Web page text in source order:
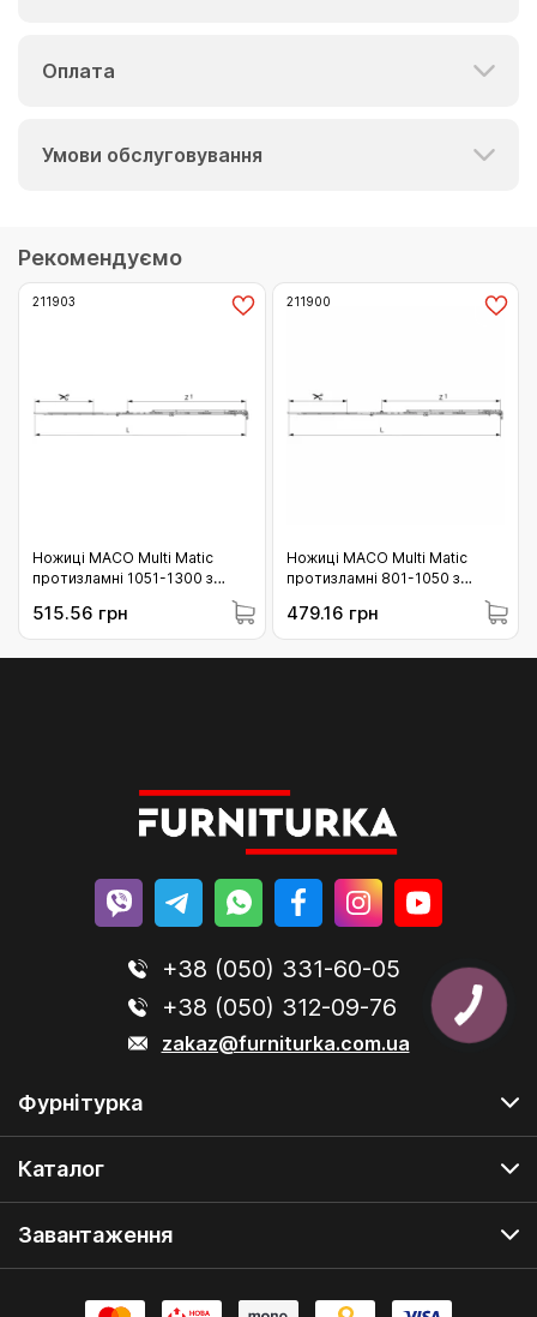
Оплата
Умови обслуговування
Рекомендуємо
211903
Ножиці МАСО Multi Matic
протизламні 1051-1300 з
мікропровітрюванням ліві з 1
i.S. цапфою (211903)
515.56 грн
211900
Ножиці МАСО Multi Matic
протизламні 801-1050 з
мікропровітрюванням праві з
1 i.S. цапфою (211900)
479.16 грн
+38 (050) 331-60-05
+38 (050) 312-09-76
zakaz@furniturka.com.ua
Фурнітурка
Каталог
Завантаження